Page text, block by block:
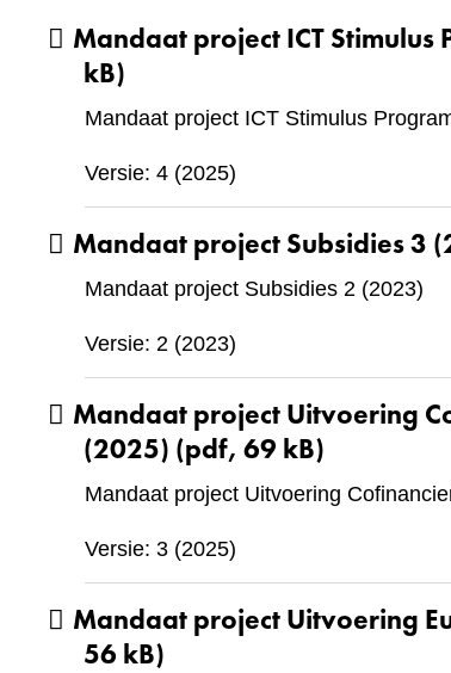
Mandaat project ICT
kB)
Mandaat project ICT Stimulus
Versie: 4 (2025)
Mandaat project Subsidies 3
Mandaat project Subsidies 2 (2023)
Versie: 2 (2023)
Mandaat project Uitvoering
(2025) (pdf, 69 kB)
Mandaat project Uitvoering
Versie: 3 (2025)
Mandaat project Uitvoering
56 kB)